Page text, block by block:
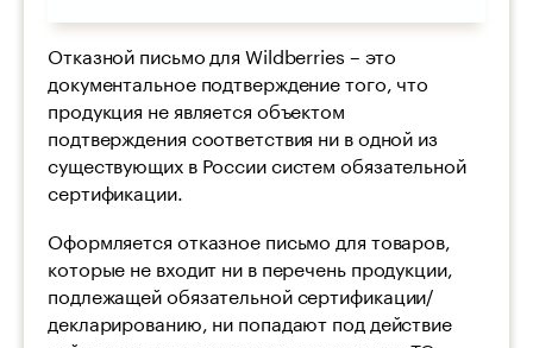
Отказной письмо для Wildberries – это
документальное подтверждение того, что
продукция не является объектом
подтверждения соответствия ни в одной из
существующих в России систем обязательной
сертификации.
Оформляется отказное письмо для товаров,
которые не входит ни в перечень продукции,
подлежащей обязательной сертификации/
декларированию, ни попадают под действие